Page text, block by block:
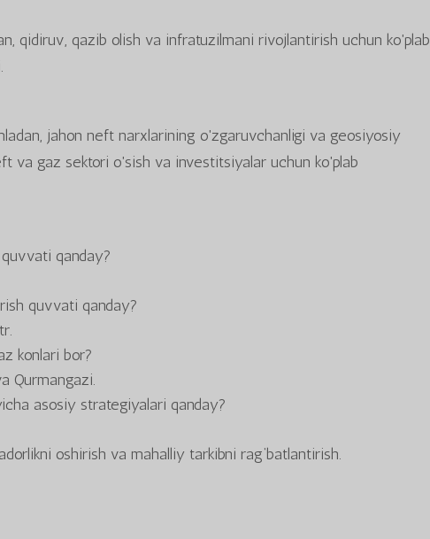
qidiruv, qazib olish va infratuzilmani rivojlantirish uchun ko'plab
jahon neft narxlarining o'zgaruvchanligi va geosiyosiy
va gaz sektori o'sish va investitsiyalar uchun ko'plab
qanday?
quvvati qanday?
konlari bor?
Qurmangazi.
asosiy strategiyalari qanday?
oshirish va mahalliy tarkibni rag‘batlantirish.